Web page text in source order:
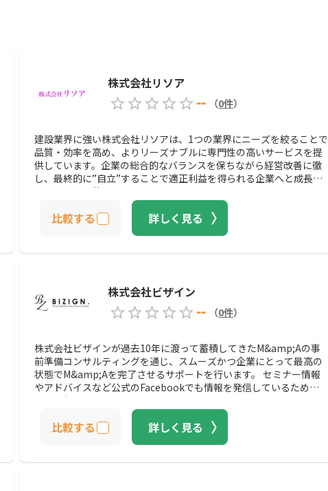
株式会社リソア
--
（0件）
建設業界に強い株式会社リソアは、1つの業界にニーズを絞ることで
品質・効率を高め、よりリーズナブルに専門性の高いサービスを提
供しています。企業の総合的なバランスを保ちながら経営改善に徹
し、最終的に”自立”することで適正利益を得られる企業へと成長さ
せることを目的としているのです。
比較する 詳しく見る
株式会社ビザイン
--
（0件）
株式会社ビザインが過去10年に渡って蓄積してきたM&amp;Aの事
前準備コンサルティングを通じ、スムーズかつ企業にとって最高の
状態でM&amp;Aを完了させるサポートを行います。 セミナー情報
やアドバイスなど公式のFacebookでも情報を発信しているためチ
ェック必須です。
比較する 詳しく見る